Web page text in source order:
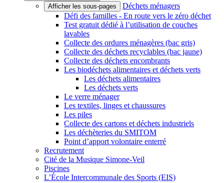
Afficher les sous-pages
Déchets ménagers
Défi des familles - En route vers le zéro déchet
Test gratuit dédié à l’utilisation de couches
lavables
Collecte des ordures ménagères (bac gris)
Collecte des déchets recyclables (bac jaune)
Collecte des déchets encombrants
Les biodéchets alimentaires et déchets verts
Les déchets alimentaires
Les déchets verts
Le verre ménager
Les textiles, linges et chaussures
Les piles
Collecte des cartons et déchets industriels
Les déchèteries du SMITOM
Point d’apport volontaire enterré
Recrutement
Cité de la Musique Simone-Veil
Piscines
L’École Intercommunale des Sports (EIS)